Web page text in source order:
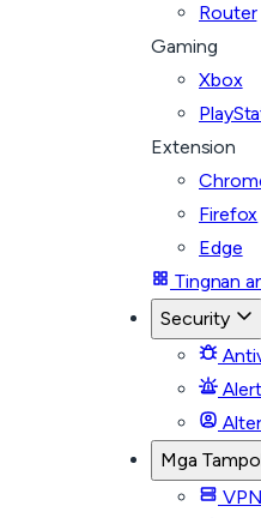
Router
Gaming
Xbox
Extension
Firefox
Edge
Tingnan
Security
Mga